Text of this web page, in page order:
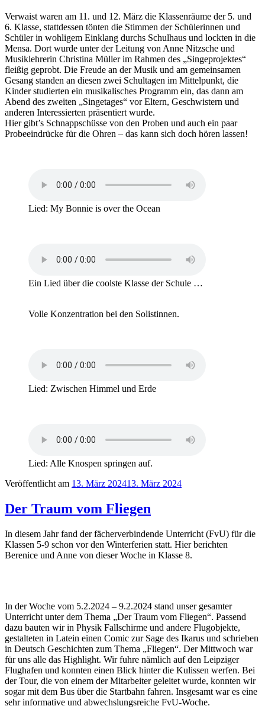
Verwaist waren am 11. und 12. März die Klassenräume der 5. und
6. Klasse, stattdessen tönten die Stimmen der Schülerinnen und
Schüler in wohligem Einklang durchs Schulhaus und lockten in die
Mensa. Dort wurde unter der Leitung von Anne Nitzsche und
Musiklehrerin Christina Müller im Rahmen des „Singeprojektes“
fleißig geprobt. Die Freude an der Musik und am gemeinsamen
Gesang standen an diesen zwei Schultagen im Mittelpunkt, die
Kinder studierten ein musikalisches Programm ein, das dann am
Abend des zweiten „Singetages“ vor Eltern, Geschwistern und
anderen Interessierten präsentiert wurde.
Hier gibt’s Schnappschüsse von den Proben und auch ein paar
Probeeindrücke für die Ohren – das kann sich doch hören lassen!
Lied: My Bonnie is over the Ocean
Ein Lied über die coolste Klasse der Schule …
Volle Konzentration bei den Solistinnen.
Lied: Zwischen Himmel und Erde
Lied: Alle Knospen springen auf.
Veröffentlicht am 13. März 202413. März 2024
Der Traum vom Fliegen
In diesem Jahr fand der fächerverbindende Unterricht (FvU) für die
Klassen 5-9 schon vor den Winterferien statt. Hier berichten
Berenice und Anne von dieser Woche in Klasse 8.
In der Woche vom 5.2.2024 – 9.2.2024 stand unser gesamter
Unterricht unter dem Thema „Der Traum vom Fliegen“. Passend
dazu bauten wir in Physik Fallschirme und andere Flugobjekte,
gestalteten in Latein einen Comic zur Sage des Ikarus und schrieben
in Deutsch Geschichten zum Thema „Fliegen“. Der Mittwoch war
für uns alle das Highlight. Wir fuhre nämlich auf den Leipziger
Flughafen und konnten einen Blick hinter die Kulissen werfen. Bei
der Tour, die von einem der Mitarbeiter geleitet wurde, konnten wir
sogar mit dem Bus über die Startbahn fahren. Insgesamt war es eine
sehr informative und abwechslungsreiche FvU-Woche.